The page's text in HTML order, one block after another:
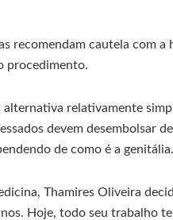
recomendam cautela com a
procedimento.
alternativa relativamente
devem desembolsar
de como é a genitália.
Thamires Oliveira
Hoje, todo seu trabalho